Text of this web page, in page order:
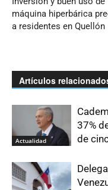
máquina hiperbárica
a residentes en Quellón
Artículos
Actualidad
37%
de